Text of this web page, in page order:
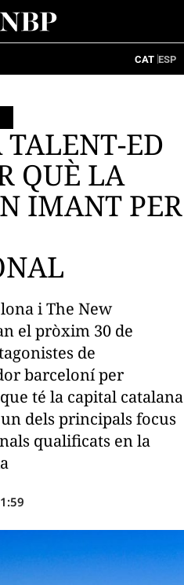
CAT ESP
ED
QUÈ LA
IMANT PER
i The New
el pròxim 30 de
de
barceloní per
té la capital catalana
dels principals focus
qualificats en la